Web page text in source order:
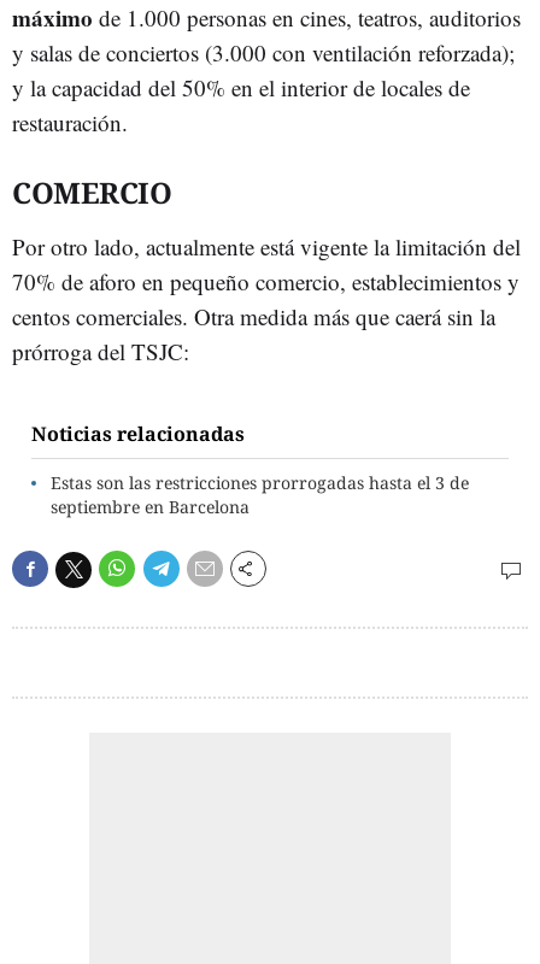
máximo de 1.000 personas en cines, teatros, auditorios
y salas de conciertos (3.000 con ventilación reforzada);
y la capacidad del 50% en el interior de locales de
restauración.
COMERCIO
Por otro lado, actualmente está vigente la limitación del
70% de aforo en pequeño comercio, establecimientos y
centos comerciales. Otra medida más que caerá sin la
prórroga del TSJC:
Noticias relacionadas
Estas son las restricciones prorrogadas hasta el 3 de
septiembre en Barcelona